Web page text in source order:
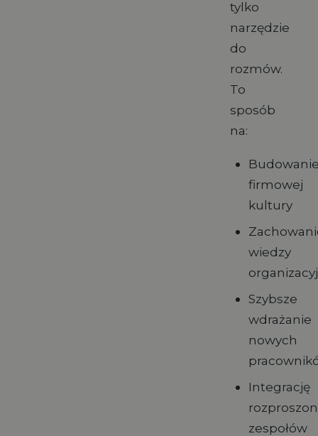
tylko
narzędzie
do
rozmów.
To
sposób
na:
firmowej
kultury
wiedzy
Szybsze
wdrażanie
nowych
Integrację
zespołów